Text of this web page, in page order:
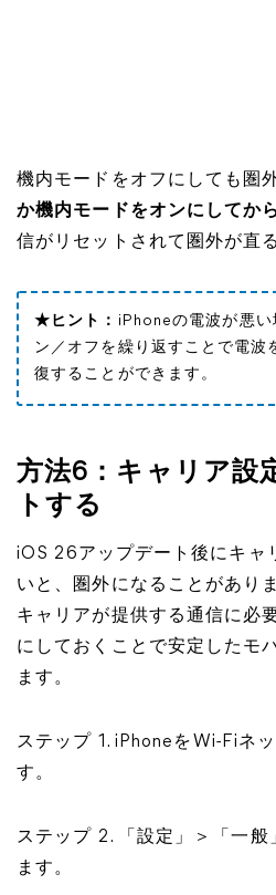
機内モードをオフにしても圏
か機内モードをオンにしてか
信がリセットされて圏外が直
★ヒント： iPhoneの電波が悪
ン／オフを繰り返すことで電波
復することができます。
方法6：キャリア設
トする
iOS 26アップデート後にキャ
いと、圏外になることがあり
キャリアが提供する通信に必
にしておくことで安定したモ
ます。
ステップ 1. iPhoneをWi-Fiネ
す。
ステップ 2. 「設定」＞「一般
ます。